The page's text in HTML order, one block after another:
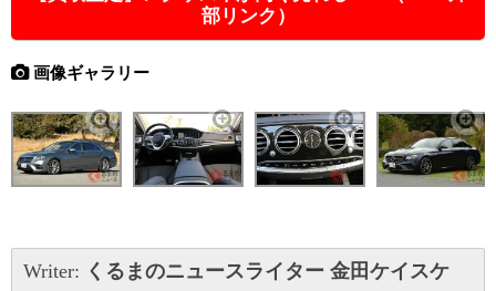
部リンク）
画像ギャラリー
Writer: くるまのニュースライター 金田ケイスケ